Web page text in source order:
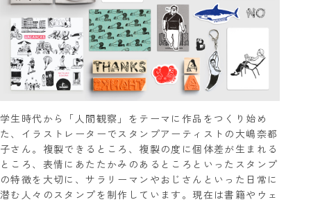
学生時代から「人間観察」をテーマに作品をつくり始め
た、イラストレーターでスタンプアーティストの大嶋奈都
子さん。複製できるところ、複製の度に個体差が生まれる
ところ、表情にあたたかみのあるところといったスタンプ
の特徴を大切に、サラリーマンやおじさんといった日常に
潜む人々のスタンプを制作しています。現在は書籍やウェ